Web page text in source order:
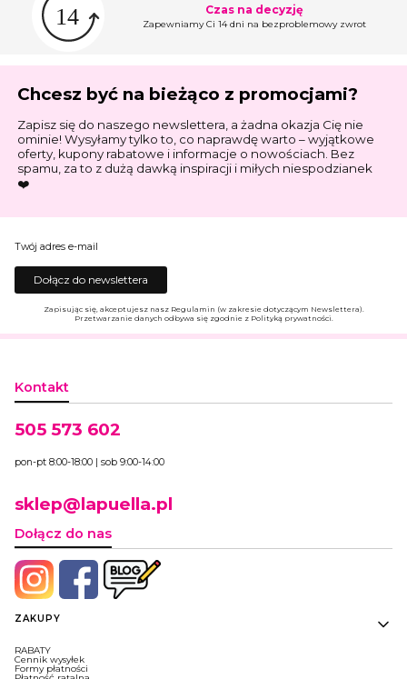
Czas na decyzję
Zapewniamy Ci 14 dni na bezproblemowy zwrot
Chcesz być na bieżąco z promocjami?
Zapisz się do naszego newslettera, a żadna okazja Cię nie
ominie! Wysyłamy tylko to, co naprawdę warto – wyjątkowe
oferty, kupony rabatowe i informacje o nowościach. Bez
spamu, za to z dużą dawką inspiracji i miłych niespodzianek
❤️
Twój adres e-mail
Dołącz do newslettera
Zapisując się, akceptujesz nasz Regulamin (w zakresie dotyczącym Newslettera).
Przetwarzanie danych odbywa się zgodnie z Polityką prywatności.
Kontakt
505 573 602
pon-pt 8:00-18:00 | sob 9:00-14:00
sklep@lapuella.pl
Dołącz do nas
Linki w stopce
ZAKUPY
RABATY
Cennik wysyłek
Formy płatności